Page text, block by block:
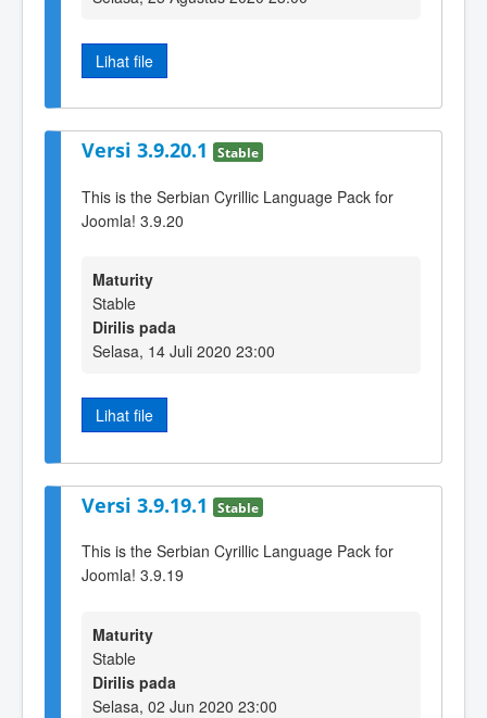
Lihat file
Versi 3.9.20.1 Stable
This is the Serbian Cyrillic Language Pack for
Joomla! 3.9.20
Maturity
Stable
Dirilis pada
Selasa, 14 Juli 2020 23:00
Lihat file
Versi 3.9.19.1 Stable
This is the Serbian Cyrillic Language Pack for
Joomla! 3.9.19
Maturity
Stable
Dirilis pada
Selasa, 02 Jun 2020 23:00